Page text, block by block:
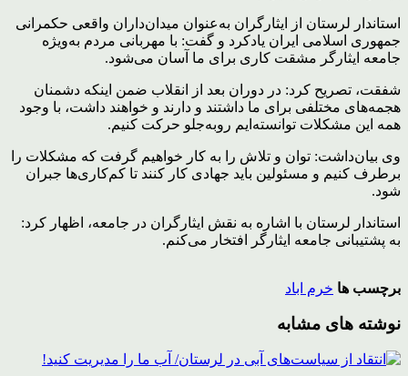
استاندار لرستان از ایثارگران به‌عنوان میدان‌داران واقعی حکمرانی
جمهوری اسلامی ایران یادکرد و گفت: با مهربانی مردم به‌ویژه
جامعه ایثارگر مشقت کاری برای ما آسان می‌شود.
شفقت، تصریح کرد: در دوران بعد از انقلاب ضمن اینکه دشمنان
هجمه‌های مختلفی برای ما داشتند و دارند و خواهند داشت، با وجود
همه این مشکلات توانسته‌ایم روبه‌جلو حرکت کنیم.
وی بیان‌داشت: توان و تلاش را به کار خواهیم گرفت که مشکلات را
برطرف کنیم و مسئولین باید جهادی کار کنند تا کم‌کاری‌ها جبران
شود.
استاندار لرستان با اشاره به نقش ایثارگران در جامعه، اظهار کرد:
به پشتیبانی جامعه ایثارگر افتخار می‌کنم.
برچسب ها خرم اباد
نوشته های مشابه